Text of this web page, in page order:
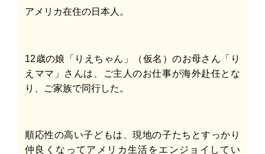
アメリカ在住の日本人。
12歳の娘「りえちゃん」（仮名）のお母さん「り
えママ」さんは、ご主人のお仕事が海外赴任とな
り、ご家族で同行した。
順応性の高い子どもは、現地の子たちとすっかり
仲良くなってアメリカ生活をエンジョイしてい